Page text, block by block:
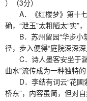
）（3分）
A．《红楼梦》第十七
确，“泄玉”太粗陋太“实”
B．苏州留园“华步小
径，步入便得“庭院深深深
C．诗人墨客安坐于潺
曲水”流传成为一种独特的
D．李结有词云“花圃
桥东”，内容虽简，但对